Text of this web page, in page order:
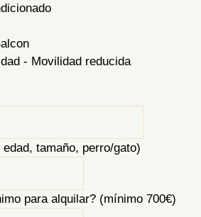
- Movilidad reducida
tamaño, perro/gato)
para alquilar? (mínimo 700€)